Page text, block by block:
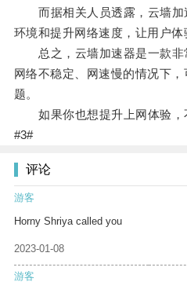
而据相关人员透露，云墙加
环境和提升网络速度，让用户体
总之，云墙加速器是一款非
网络不稳定、网速慢的情况下
题。
如果你也想提升上网体验，
#3#
评论
游客
Horny Shriya called you
2023-01-08
游客